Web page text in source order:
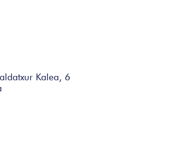
Kalea, 6